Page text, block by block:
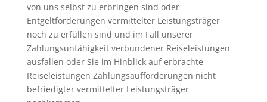
von uns selbst zu erbringen sind oder
Entgeltforderungen vermittelter Leistungsträger
noch zu erfüllen sind und im Fall unserer
Zahlungsunfähigkeit verbundener Reiseleistungen
ausfallen oder Sie im Hinblick auf erbrachte
Reiseleistungen Zahlungsaufforderungen nicht
befriedigter vermittelter Leistungsträger